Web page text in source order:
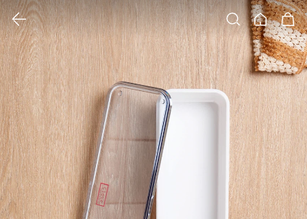
검색 홈 장바구니
클릭 시 이미지 확대 보기 팝업 열림